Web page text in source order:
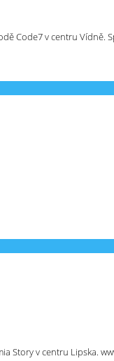
Code7 v centru Vídně.
Story v centru Lipska.